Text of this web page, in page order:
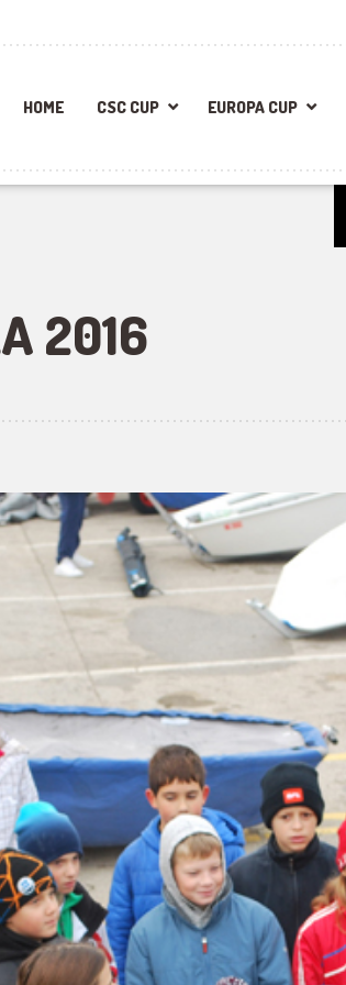
HOME CSC CUP EUROPA CUP
2016